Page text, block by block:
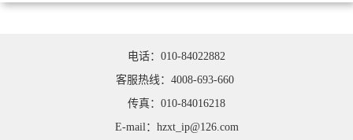
电话：010-84022882
客服热线：4008-693-660
传真：010-84016218
E-mail：hzxt_ip@126.com